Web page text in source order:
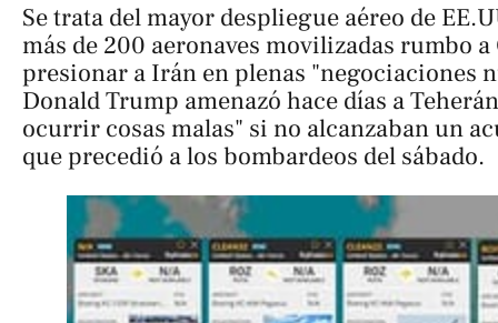
Se trata del mayor despliegue aéreo de
más de 200 aeronaves movilizadas rumbo
presionar a Irán en plenas "negociaciones
Donald Trump amenazó hace días a
ocurrir cosas malas" si no alcanzaban un
que precedió a los bombardeos del sábado.